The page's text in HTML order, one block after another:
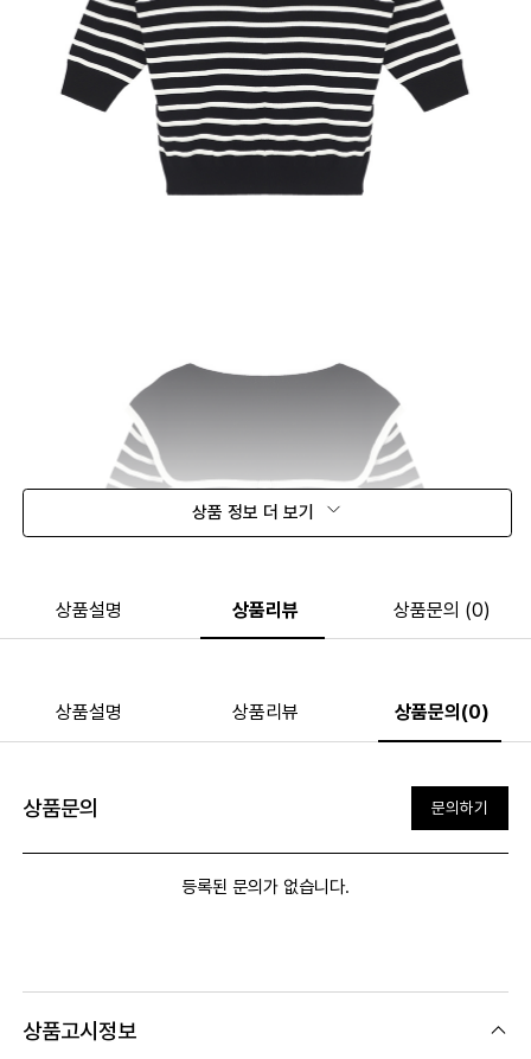
상품 정보 더 보기
상품설명 상품리뷰 상품문의 (0)
상품설명 상품리뷰 상품문의(0)
상품문의 문의하기
등록된 문의가 없습니다.
상품고시정보